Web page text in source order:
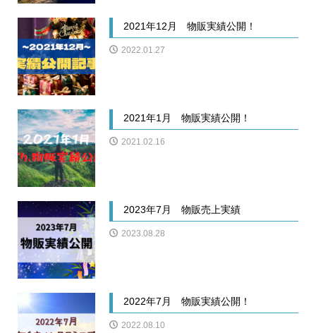
2021年12月 物販実績公開！
2022.01.27
2021年1月 物販実績公開！
2021.02.16
2023年7月 物販売上実績
2023.08.28
2022年7月 物販実績公開！
2022.08.10